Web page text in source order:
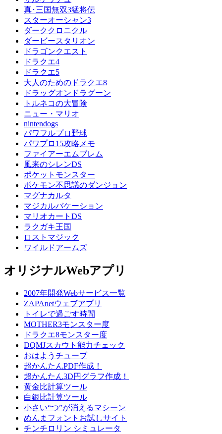
真･三国無双3猛将伝
スターオーシャン3
ダーククロニクル
ダービースタリオン
ドラゴンクエスト
ドラクエ4
ドラクエ5
大人のためのドラクエ8
ドラッグオンドラグーン
トルネコの大冒険
ニュー・マリオ
nintendogs
パワフルプロ野球
パワプロ15攻略メモ
ファイアーエムブレム
風来のシレンDS
ポケットモンスター
ポケモン不思議のダンジョン
マグナカルタ
マジカルバケーション
マリオカートDS
ラクガキ王国
ロストマジック
ワイルドアームズ
オリジナルWebアプリ
2007年開発Webサービス一覧
ZAPAnetウェブアプリ
トイレで過ごす時間
MOTHER3モンスター度
ドラクエ8モンスター度
DQMJスカウト能力チェック
おはようチューブ
超かんたんPDF作成！
超かんたん3D円グラフ作成！
黄金比計算ツール
白銀比計算ツール
小さい“つ”が消えるマシーン
めんまフォントお試しサイト
チンチロリン シミュレータ